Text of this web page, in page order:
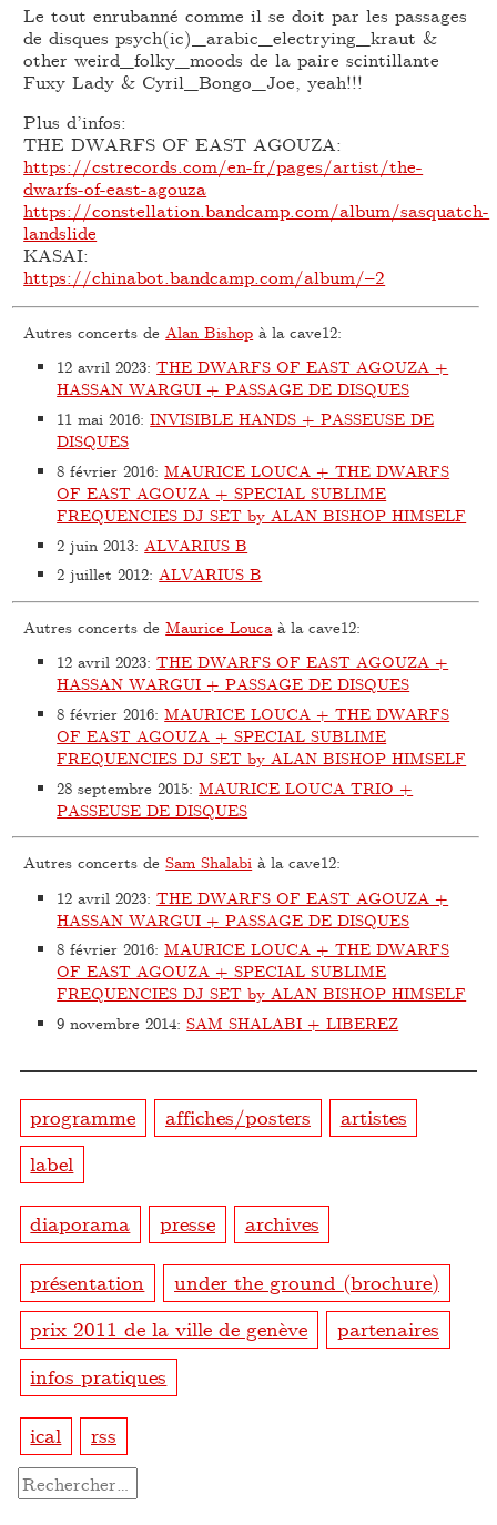
Le tout enrubanné comme il se doit par les passages
de disques psych(ic)_arabic_electrying_kraut &
other weird_folky_moods de la paire scintillante
Fuxy Lady & Cyril_Bongo_Joe, yeah!!!
Plus d’infos:
THE DWARFS OF EAST AGOUZA:
https://cstrecords.com/en-fr/pages/artist/the-
dwarfs-of-east-agouza
https://constellation.bandcamp.com/album/sasquatch-
landslide
KASAI:
https://chinabot.bandcamp.com/album/–2
Autres concerts de Alan Bishop à la cave12:
12 avril 2023:THE DWARFS OF EAST AGOUZA +
HASSAN WARGUI + PASSAGE DE DISQUES
11 mai 2016:INVISIBLE HANDS + PASSEUSE DE
DISQUES
8 février 2016:MAURICE LOUCA + THE DWARFS
OF EAST AGOUZA + SPECIAL SUBLIME
FREQUENCIES DJ SET by ALAN BISHOP HIMSELF
2 juin 2013: ALVARIUS B
2 juillet 2012:ALVARIUS B
Autres concerts deMaurice Loucaà la cave12:
12 avril 2023:THE DWARFS OF EAST AGOUZA +
HASSAN WARGUI + PASSAGE DE DISQUES
8 février 2016:MAURICE LOUCA + THE DWARFS
OF EAST AGOUZA + SPECIAL SUBLIME
FREQUENCIES DJ SET by ALAN BISHOP HIMSELF
28 septembre 2015:MAURICE LOUCA TRIO +
PASSEUSE DE DISQUES
Autres concerts deSam Shalabi à la cave12:
12 avril 2023:THE DWARFS OF EAST AGOUZA +
HASSAN WARGUI + PASSAGE DE DISQUES
8 février 2016:MAURICE LOUCA + THE DWARFS
OF EAST AGOUZA + SPECIAL SUBLIME
FREQUENCIES DJ SET by ALAN BISHOP HIMSELF
9 novembre 2014:SAM SHALABI + LIBEREZ
programme affiches/posters
artistes
label
diaporama presse archives
présentation
under the ground (brochure)
prix 2011 de la ville de genève
partenaires
infos pratiques
ical rss
Rechercher :